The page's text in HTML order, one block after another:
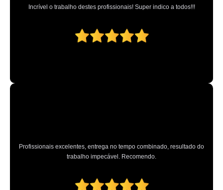
martelinho de ouro express contato Casa Verde
martelinho de ouro telefone ABC
serviço de martelinho de ouro Parque do Chaves
serviço de martelinho de ouro telefone Alphaville Industrial
Incrível o trabalho destes profissionais! Super indico a todos!!!
Profissionais excelentes, entrega no tempo combinado, resultado do
trabalho impecável. Recomendo.